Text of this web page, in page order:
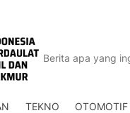
TEKNO OTOMOTIF